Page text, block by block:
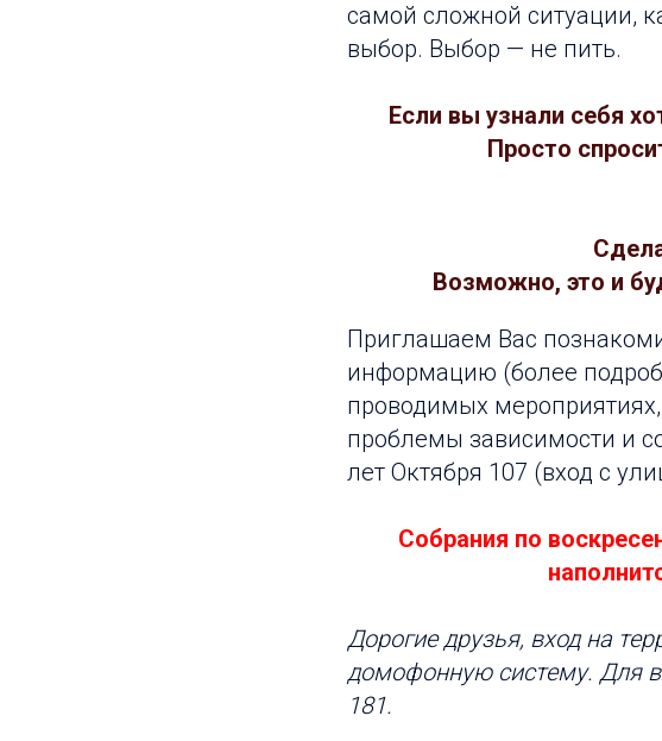
самой сложной ситуации,
выбор. Выбор — не пить.
Если вы узнали себя
Просто
Возможно, это и
Приглашаем Вас
информацию (более
проводимых
проблемы зависимости и
лет Октября 107 (вход с
Собрания по
Дорогие друзья, вход на
домофонную систему. Для
181.